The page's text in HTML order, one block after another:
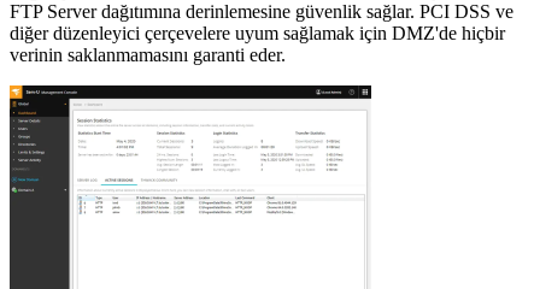
FTP Server dağıtımına derinlemesine güvenlik sağlar. PCI DSS ve
diğer düzenleyici çerçevelere uyum sağlamak için DMZ'de hiçbir
verinin saklanmamasını garanti eder.